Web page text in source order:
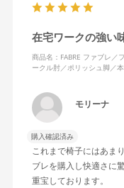
在宅ワークの強い
商品名：FABRE ファブレ／
ークル肘／ポリッシュ脚／
モリーナ
購入確認済み
これまで椅子にはあま
ブレを購入し快適さに
重宝しております。